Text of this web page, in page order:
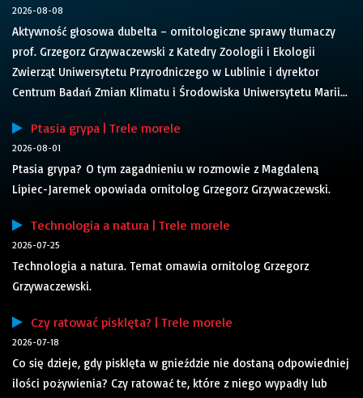
2026-08-08
Aktywność głosowa dubelta – ornitologiczne sprawy tłumaczy
prof. Grzegorz Grzywaczewski z Katedry Zoologii i Ekologii
Zwierząt Uniwersytetu Przyrodniczego w Lublinie i dyrektor
Centrum Badań Zmian Klimatu i Środowiska Uniwersytetu Marii...
Ptasia grypa | Trele morele
2026-08-01
Ptasia grypa? O tym zagadnieniu w rozmowie z Magdaleną
Lipiec-Jaremek opowiada ornitolog Grzegorz Grzywaczewski.
Technologia a natura | Trele morele
2026-07-25
Technologia a natura. Temat omawia ornitolog Grzegorz
Grzywaczewski.
Czy ratować pisklęta? | Trele morele
2026-07-18
Co się dzieje, gdy pisklęta w gnieździe nie dostaną odpowiedniej
ilości pożywienia? Czy ratować te, które z niego wypadły lub